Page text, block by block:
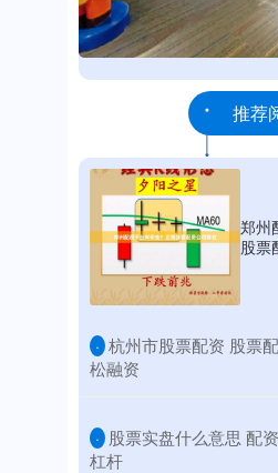
推荐
郑州
股票
· 杭州市股票配资 股票
松融资
· 股票实盘什么意思 配
杠杆